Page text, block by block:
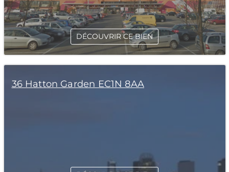
DÉCOUVRIR CE BIEN
36 Hatton Garden EC1N 8AA